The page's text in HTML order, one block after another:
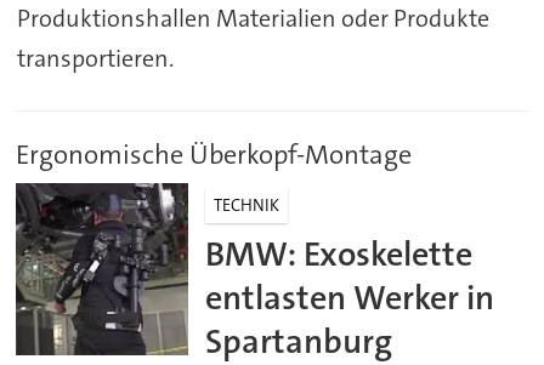
Produktionshallen Materialien oder Produkte
transportieren.
Ergonomische Überkopf-Montage
TECHNIK
BMW: Exoskelette
entlasten Werker in
Spartanburg